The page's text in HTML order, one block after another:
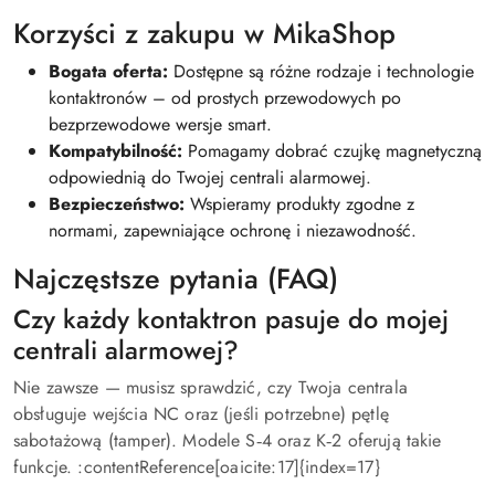
Korzyści z zakupu w MikaShop
Bogata oferta: Dostępne są różne rodzaje i technologie
kontaktronów – od prostych przewodowych po
bezprzewodowe wersje smart.
Kompatybilność: Pomagamy dobrać czujkę magnetyczną
odpowiednią do Twojej centrali alarmowej.
Bezpieczeństwo: Wspieramy produkty zgodne z
normami, zapewniające ochronę i niezawodność.
Najczęstsze pytania (FAQ)
Czy każdy kontaktron pasuje do mojej
centrali alarmowej?
Nie zawsze — musisz sprawdzić, czy Twoja centrala
obsługuje wejścia NC oraz (jeśli potrzebne) pętlę
sabotażową (tamper). Modele S‑4 oraz K‑2 oferują takie
funkcje. :contentReference[oaicite:17]{index=17}